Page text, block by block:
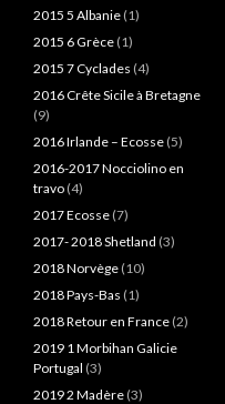
2015 5 Albanie (1)
2015 6 Grèce (1)
2015 7 Cyclades (4)
2016 Crête Sicile à Bretagne
(9)
2016 Irlande – Ecosse (5)
2016-2017 Nocciolino en
travo (4)
2017 Ecosse (7)
2017- 2018 Shetland (3)
2018 Norvège (10)
2018 Pays-Bas (1)
2018 Retour en France (2)
2019 1 Morbihan Galicie
Portugal (3)
2019 2 Madère (3)